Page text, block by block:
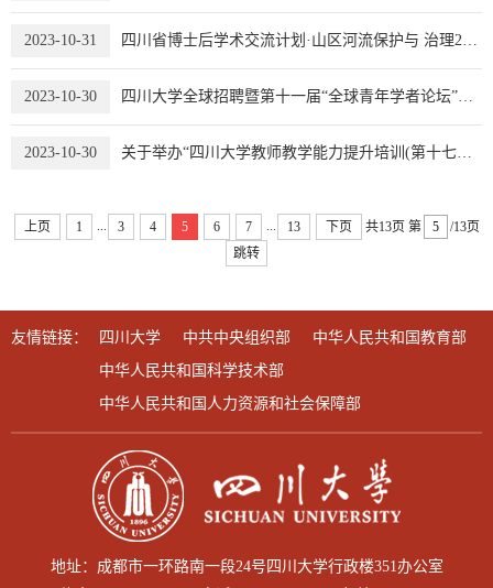
2023-10-31 四川省博士后学术交流计划·山区河流保护与 治理2023年川渝博士后学术交流活动通知
2023-10-30 四川大学全球招聘暨第十一届“全球青年学者论坛”活动发布
2023-10-30 关于举办“四川大学教师教学能力提升培训(第十七期)”的通知
上页 1 3 4 5 6 7 13 下页 共13页 第
/13页
跳转
友情链接： 四川大学 中共中央组织部
中华人民共和国教育部
中华人民共和国科学技术部
中华人民共和国人力资源和社会保障部
地址：成都市一环路南一段24号四川大学行政楼351办公室